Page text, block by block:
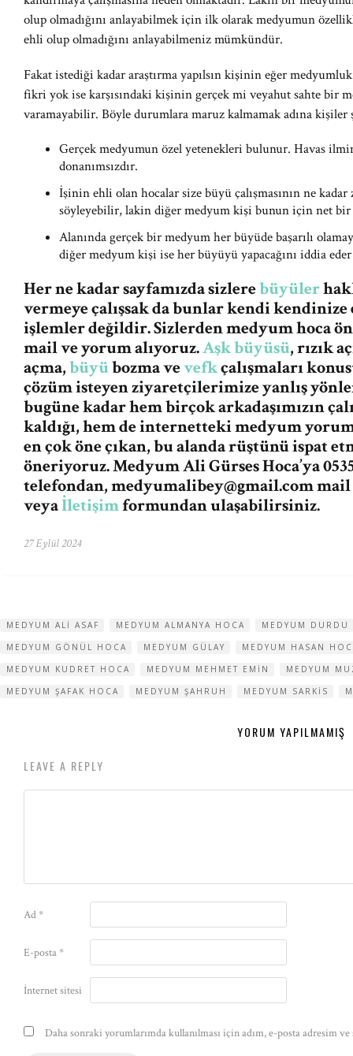
olup olmadığını anlayabilmek için ilk olarak medyumun
ehli olup olmadığını anlayabilmeniz mümkündür.
Fakat istediği kadar araştırma yapılsın kişinin eğer
fikri yok ise karşısındaki kişinin gerçek mi veyahut sahte bir
varamayabilir. Böyle durumlara maruz kalmamak adına
Gerçek medyumun özel yetenekleri bulunur. Havas
donanımsızdır.
İşinin ehli olan hocalar size büyü çalışmasının ne kadar
söyleyebilir, lakin diğer medyum kişi bunun için net
Alanında gerçek bir medyum her büyüde başarılı
diğer medyum kişi ise her büyüyü yapacağını iddia
Her ne kadar sayfamızda sizlerebüyüler
vermeye çalışsak da bunlar kendi
işlemler değildir. Sizlerden medyum hoca
mail ve yorum alıyoruz.Aşk büyüsü, rızık
açma,büyübozma vevefkçalışmaları
çözüm isteyen ziyaretçilerimize yanlış
bugüne kadar hem birçok arkadaşımızın
kaldığı, hem de internetteki medyum
en çok öne çıkan, bu alanda rüştünü ispat
öneriyoruz. Medyum Ali Gürses Hoca’ya
telefondan,medyumalibey@gmail.commail
veyaİletişimformundan ulaşabilirsiniz.
27 Eylül 2024
MEDYUM ALI ASAF MEDYUM ALMANYA HOCA
MEDYUM DURDU
MEDYUM GÖNÜL HOCA
MEDYUM GÜLAY
MEDYUM HASAN
MEDYUM KUDRET HOCA
MEDYUM MEHMET EMIN
MEDYUM
MEDYUM ŞAFAK HOCA
MEDYUM ŞAHRUH MEDYUM SARKIS
YORUM YAPILMAMIŞ
LEAVE A REPLY
Ad*
E-posta*
İnternet sitesi
Daha sonraki yorumlarımda kullanılması için adım, e-posta adresim